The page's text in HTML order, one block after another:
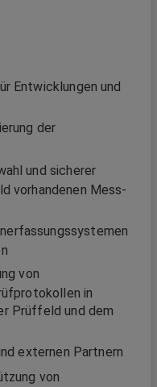
Entwicklungen und
der
und sicherer
vorhandenen Mess-
von
in
Prüffeld und dem
externen Partnern
von